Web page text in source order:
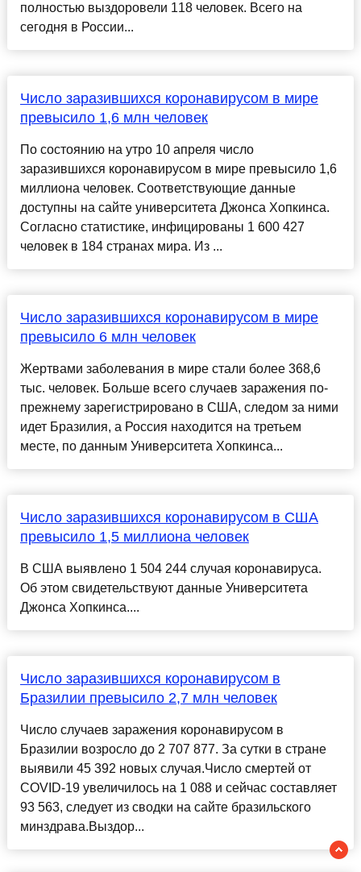
полностью выздоровели 118 человек. Всего на
сегодня в России...
Число заразившихся коронавирусом в мире
превысило 1,6 млн человек
По состоянию на утро 10 апреля число
заразившихся коронавирусом в мире превысило 1,6
миллиона человек. Соответствующие данные
доступны на сайте университета Джонса Хопкинса.
Согласно статистике, инфицированы 1 600 427
человек в 184 странах мира. Из ...
Число заразившихся коронавирусом в мире
превысило 6 млн человек
Жертвами заболевания в мире стали более 368,6
тыс. человек. Больше всего случаев заражения по-
прежнему зарегистрировано в США, следом за ними
идет Бразилия, а Россия находится на третьем
месте, по данным Университета Хопкинса...
Число заразившихся коронавирусом в США
превысило 1,5 миллиона человек
В США выявлено 1 504 244 случая коронавируса.
Об этом свидетельствуют данные Университета
Джонса Хопкинса....
Число заразившихся коронавирусом в
Бразилии превысило 2,7 млн человек
Число случаев заражения коронавирусом в
Бразилии возросло до 2 707 877. За сутки в стране
выявили 45 392 новых случая.Число смертей от
COVID-19 увеличилось на 1 088 и сейчас составляет
93 563, следует из сводки на сайте бразильского
минздрава.Выздор...